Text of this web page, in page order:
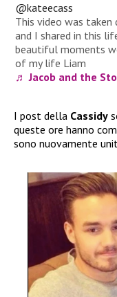
@kateecass
This video was
and I shared in this
beautiful moments
of my life Liam
♬ Jacob and the
I post della Cassidy
queste ore hanno
sono nuovamente